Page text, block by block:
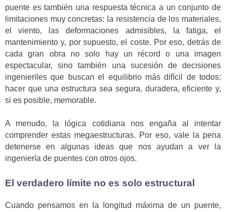
puente es también una respuesta técnica a un conjunto de
limitaciones muy concretas: la resistencia de los materiales,
el viento, las deformaciones admisibles, la fatiga, el
mantenimiento y, por supuesto, el coste. Por eso, detrás de
cada gran obra no solo hay un récord o una imagen
espectacular, sino también una sucesión de decisiones
ingenieriles que buscan el equilibrio más difícil de todos:
hacer que una estructura sea segura, duradera, eficiente y,
si es posible, memorable.
A menudo, la lógica cotidiana nos engaña al intentar
comprender estas megaestructuras. Por eso, vale la pena
detenerse en algunas ideas que nos ayudan a ver la
ingeniería de puentes con otros ojos.
El verdadero límite no es solo estructural
Cuando pensamos en la longitud máxima de un puente,